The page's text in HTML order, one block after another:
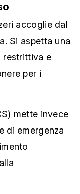
accoglie dal
Si aspetta una
restrittiva e
per i
mette invece
di emergenza